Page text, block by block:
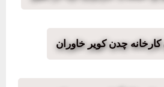
چدن کویر خاوران